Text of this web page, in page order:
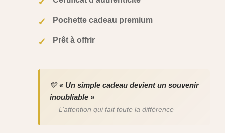
✓ Pochette cadeau premium
✓ Prêt à offrir
💛« Un simple cadeau devient un souvenir
inoubliable »
— L’attention qui fait toute la différence